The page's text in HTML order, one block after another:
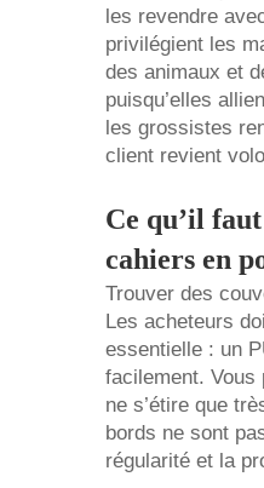
les revendre
privilégient les
des animaux et
puisqu’elles
les grossistes
client revient
Ce qu’il
cahiers en
Trouver des
Les acheteurs
essentielle : un
facilement.
ne s’étire que
bords ne sont
régularité et la